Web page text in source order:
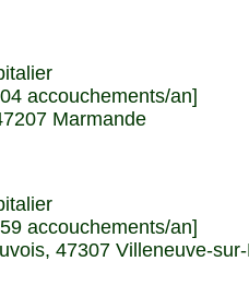
accouchements/an]
Marmande
accouchements/an]
47307 Villeneuve-